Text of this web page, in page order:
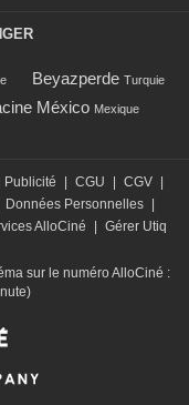
Beyazperde Turquie
México Mexique
Publicité | CGU | CGV |
Données Personnelles |
AlloCiné | Gérer Utiq
sur le numéro AlloCiné :